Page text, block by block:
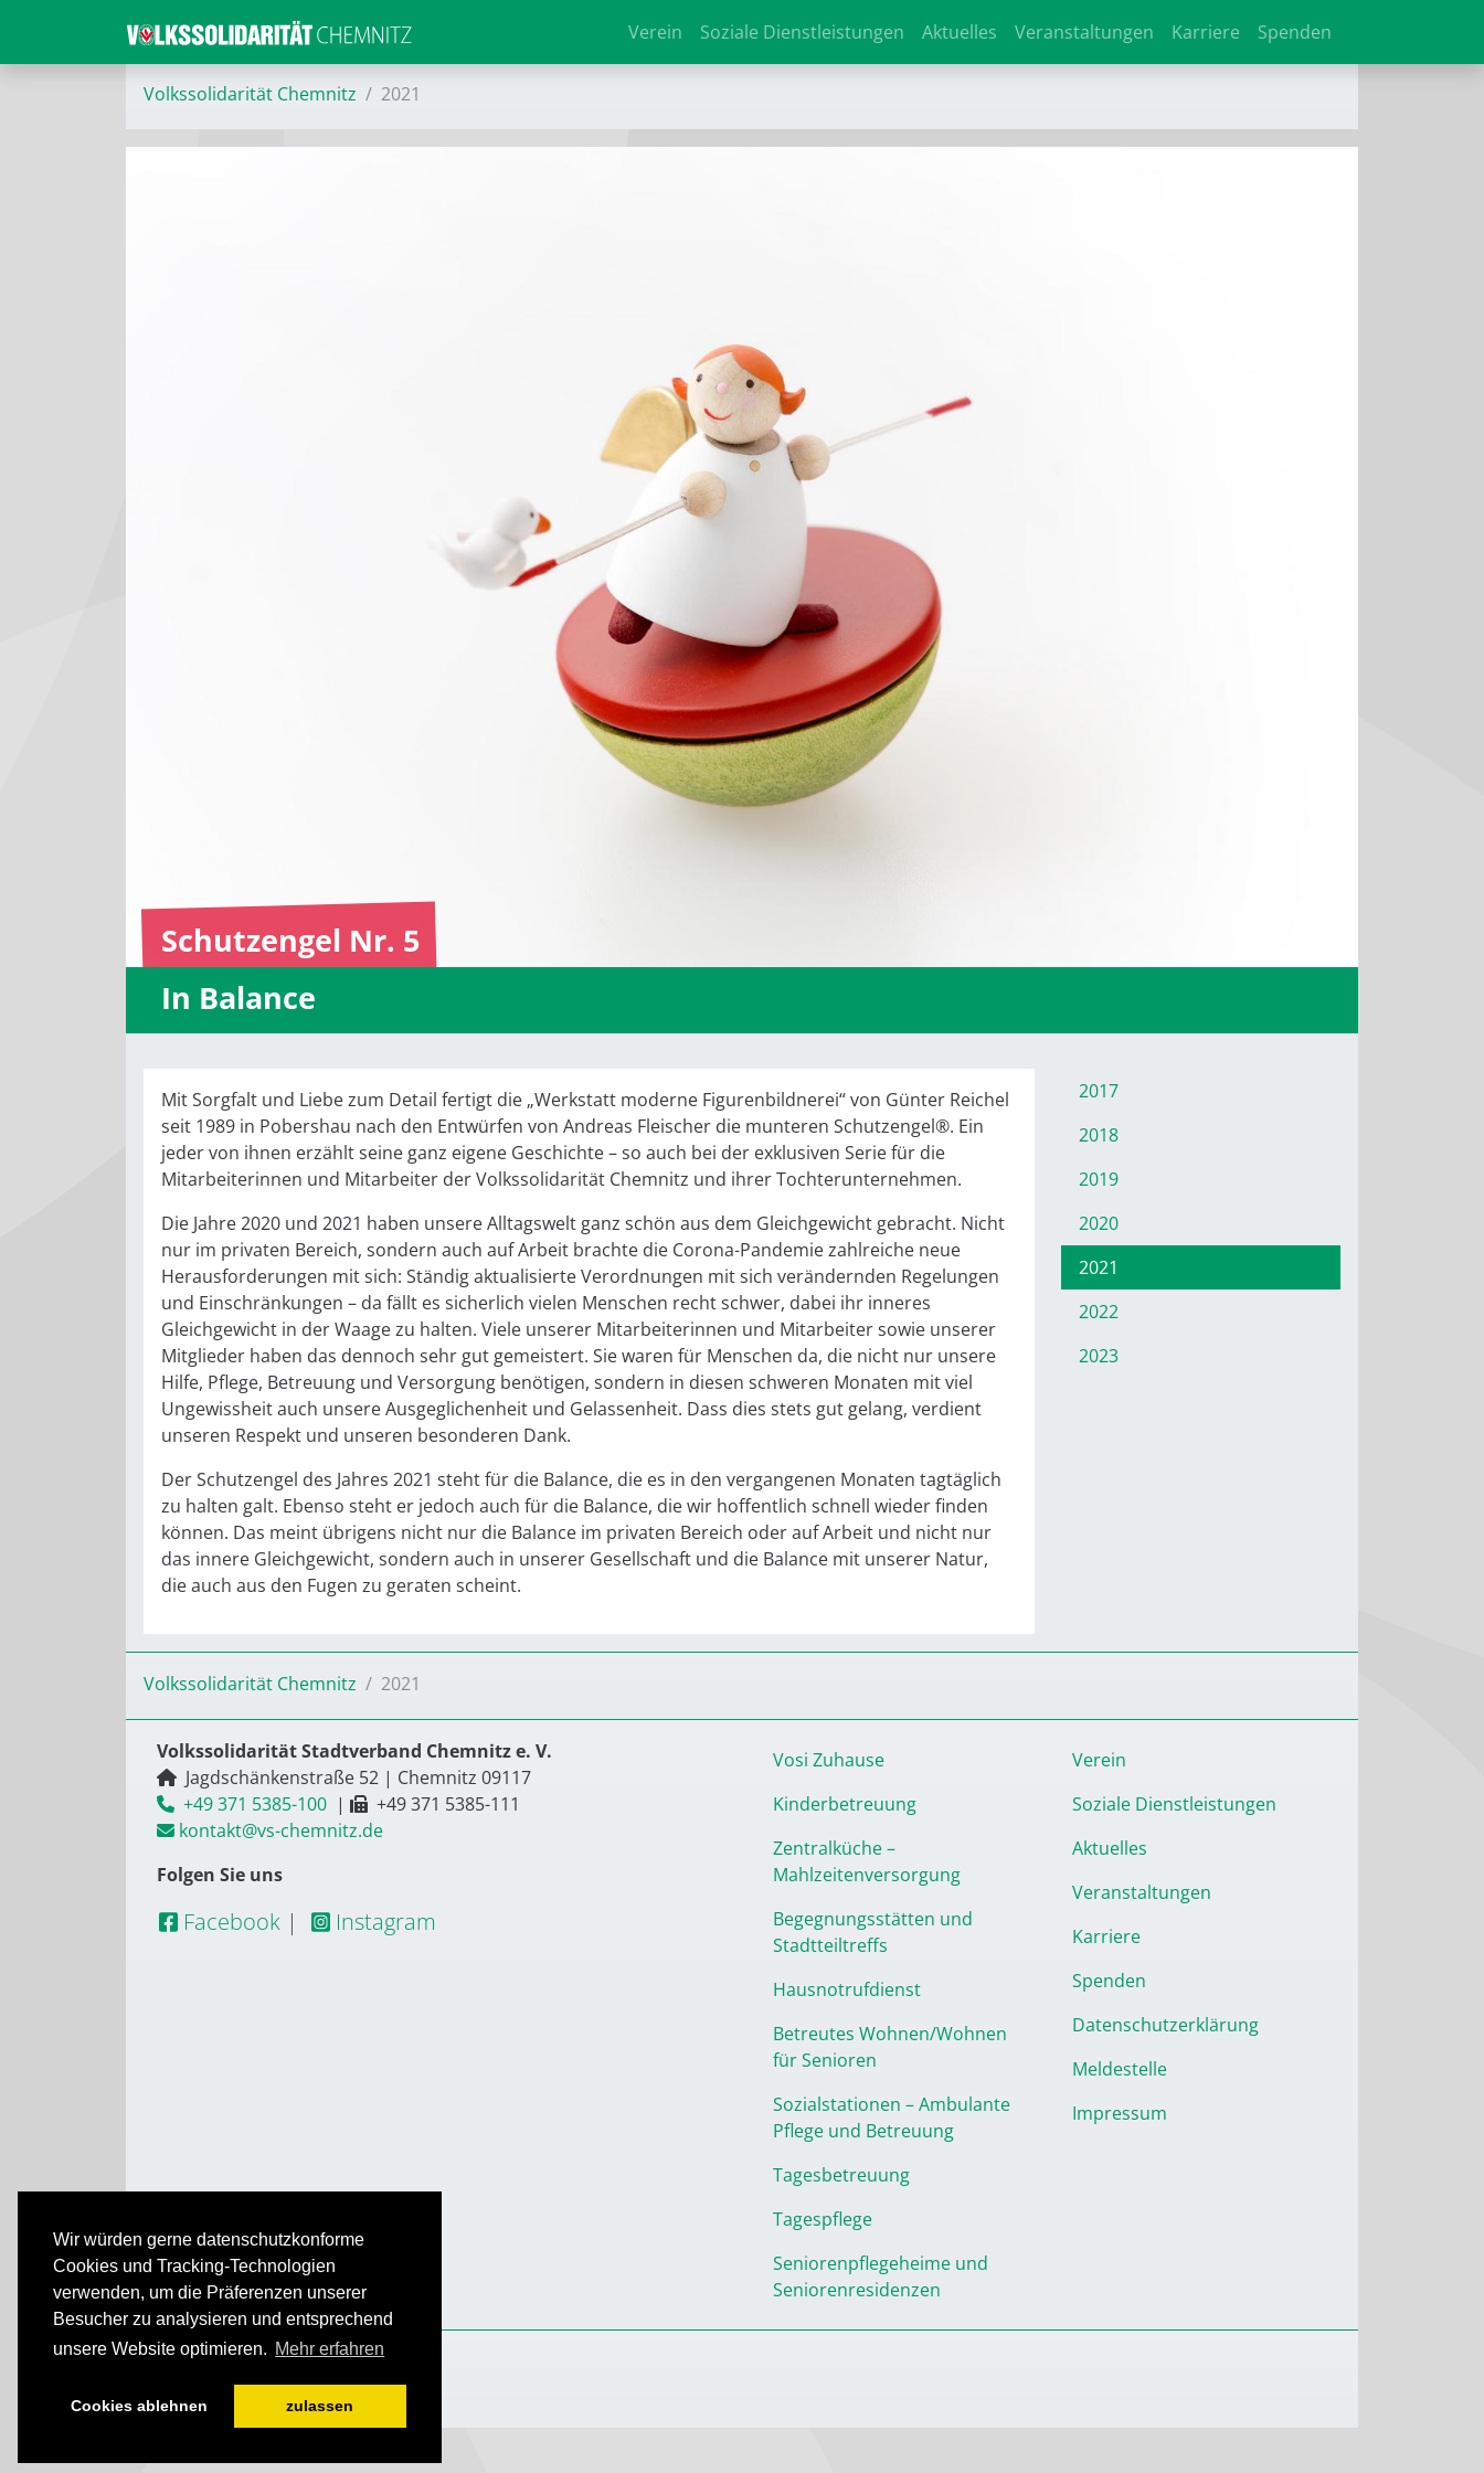
Wir würden gerne datenschutzkonforme
Cookies und Tracking-Technologien
verwenden, um die Präferenzen unserer
Besucher zu analysieren und entsprechend
unsere Website optimieren. Mehr erfahren
Cookies ablehnen zulassen
Verein Soziale Dienstleistungen Aktuelles Veranstaltungen Karriere Spenden
Volkssolidarität Chemnitz 2021
Schutzengel Nr. 5
In Balance
2017
2018
2019
2020
2021
2022
2023
Mit Sorgfalt und Liebe zum Detail fertigt die „Werkstatt moderne Figurenbildnerei“ von Günter Reichel
seit 1989 in Pobershau nach den Entwürfen von Andreas Fleischer die munteren Schutzengel®. Ein
jeder von ihnen erzählt seine ganz eigene Geschichte – so auch bei der exklusiven Serie für die
Mitarbeiterinnen und Mitarbeiter der Volkssolidarität Chemnitz und ihrer Tochterunternehmen.
Die Jahre 2020 und 2021 haben unsere Alltagswelt ganz schön aus dem Gleichgewicht gebracht. Nicht
nur im privaten Bereich, sondern auch auf Arbeit brachte die Corona-Pandemie zahlreiche neue
Herausforderungen mit sich: Ständig aktualisierte Verordnungen mit sich verändernden Regelungen
und Einschränkungen – da fällt es sicherlich vielen Menschen recht schwer, dabei ihr inneres
Gleichgewicht in der Waage zu halten. Viele unserer Mitarbeiterinnen und Mitarbeiter sowie unserer
Mitglieder haben das dennoch sehr gut gemeistert. Sie waren für Menschen da, die nicht nur unsere
Hilfe, Pflege, Betreuung und Versorgung benötigen, sondern in diesen schweren Monaten mit viel
Ungewissheit auch unsere Ausgeglichenheit und Gelassenheit. Dass dies stets gut gelang, verdient
unseren Respekt und unseren besonderen Dank.
Der Schutzengel des Jahres 2021 steht für die Balance, die es in den vergangenen Monaten tagtäglich
zu halten galt. Ebenso steht er jedoch auch für die Balance, die wir hoffentlich schnell wieder finden
können. Das meint übrigens nicht nur die Balance im privaten Bereich oder auf Arbeit und nicht nur
das innere Gleichgewicht, sondern auch in unserer Gesellschaft und die Balance mit unserer Natur,
die auch aus den Fugen zu geraten scheint.
Volkssolidarität Chemnitz 2021
Volkssolidarität Stadtverband Chemnitz e. V.
Jagdschänkenstraße 52 | Chemnitz 09117
+49 371 5385-100 |
+49 371 5385-111
kontakt@vs-chemnitz.de
Folgen Sie uns
Facebook | Instagram
Vosi Zuhause
Kinderbetreuung
Zentralküche –
Mahlzeitenversorgung
Begegnungsstätten und
Stadtteiltreffs
Hausnotrufdienst
Betreutes Wohnen/Wohnen
für Senioren
Sozialstationen – Ambulante
Pflege und Betreuung
Tagesbetreuung
Tagespflege
Seniorenpflegeheime und
Seniorenresidenzen
Verein
Soziale Dienstleistungen
Aktuelles
Veranstaltungen
Karriere
Spenden
Datenschutzerklärung
Meldestelle
Impressum